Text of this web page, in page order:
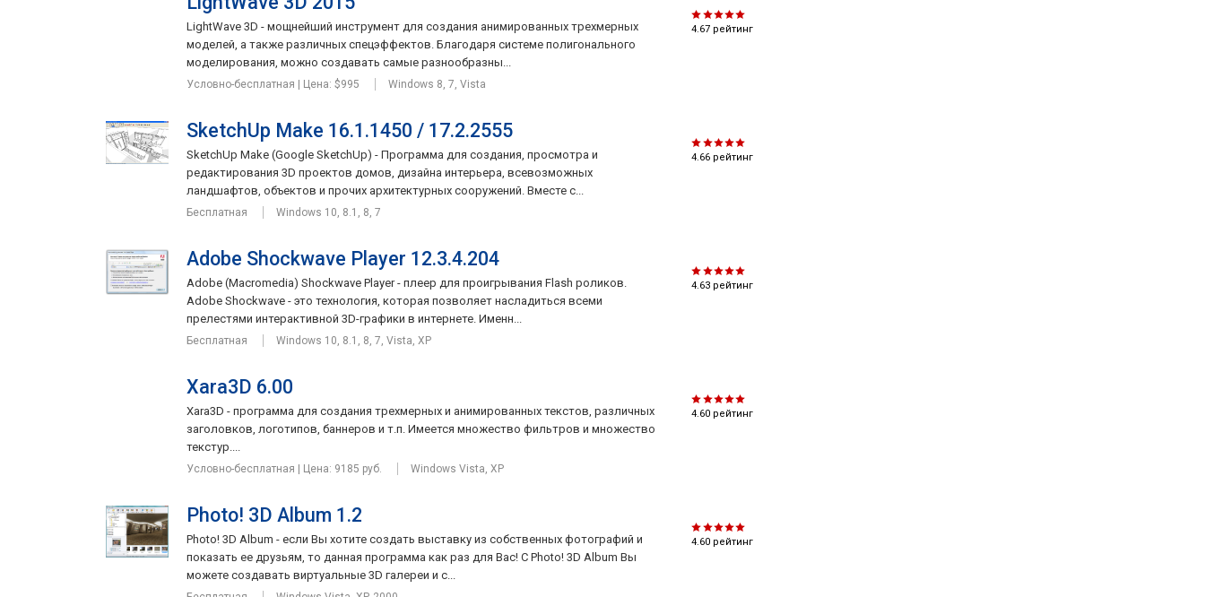
4.67 рейтинг
LightWave 3D - мощнейший инструмент для создания анимированных трехмерных
моделей, а также различных спецэффектов. Благодаря системе полигонального
моделирования, можно создавать самые разнообразны...
Условно-бесплатная | Цена: $995 Windows 8, 7, Vista
4.66 рейтинг
SketchUp Make 16.1.1450 / 17.2.2555
SketchUp Make (Google SketchUp) - Программа для создания, просмотра и
редактирования 3D проектов домов, дизайна интерьера, всевозможных
ландшафтов, объектов и прочих архитектурных сооружений. Вместе с...
Бесплатная Windows 10, 8.1, 8, 7
4.63 рейтинг
Adobe Shockwave Player 12.3.4.204
Adobe (Macromedia) Shockwave Player - плеер для проигрывания Flash роликов.
Adobe Shockwave - это технология, которая позволяет насладиться всеми
прелестями интерактивной 3D-графики в интернете. Именн...
Бесплатная Windows 10, 8.1, 8, 7, Vista, XP
4.60 рейтинг
Xara3D 6.00
Xara3D - программа для создания трехмерных и анимированных текстов, различных
заголовков, логотипов, баннеров и т.п. Имеется множество фильтров и множество
текстур....
Условно-бесплатная | Цена: 9185 руб. Windows Vista, XP
4.60 рейтинг
Photo! 3D Album 1.2
Photo! 3D Album - если Вы хотите создать выставку из собственных фотографий и
показать ее друзьям, то данная программа как раз для Вас! С Photo! 3D Album Вы
можете создавать виртуальные 3D галереи и с...